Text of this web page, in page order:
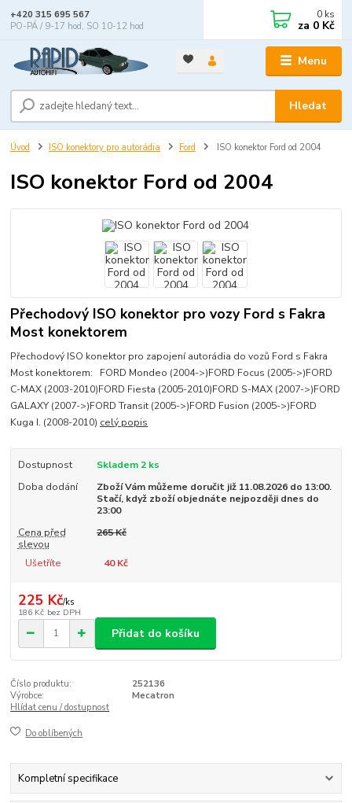
Menu
Hledat
+420 315 695 567
PO-PÁ / 9-17 hod, SO 10-12 hod
0 ks
za 0 Kč
Úvod ISO konektory pro autorádia Ford ISO konektor Ford od 2004
ISO konektor Ford od 2004
Přechodový ISO konektor pro vozy Ford s Fakra
Most konektorem
Přechodový ISO konektor pro zapojení autorádia do vozů Ford s Fakra
Most konektorem: FORD Mondeo (2004->)FORD Focus (2005->)FORD
C-MAX (2003-2010)FORD Fiesta (2005-2010)FORD S-MAX (2007->)FORD
GALAXY (2007->)FORD Transit (2005->)FORD Fusion (2005->)FORD
Kuga I. (2008-2010) celý popis
Dostupnost
Skladem 2 ks
Doba dodání
Zboží Vám můžeme doručit již 11.08.2026 do 13:00.
Stačí, když zboží objednáte nejpozději dnes do
23:00
Cena před
slevou
265 Kč
Ušetříte 40 Kč
225 Kč/ks
186 Kč bez DPH
Přidat do košíku
Číslo produktu:
252136
Výrobce:
Mecatron
Hlídat cenu / dostupnost
Do oblíbených
Kompletní specifikace